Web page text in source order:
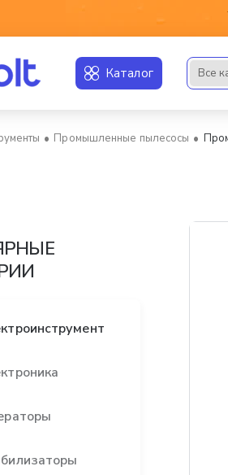
Каталог Все
Промышленные пылесосы